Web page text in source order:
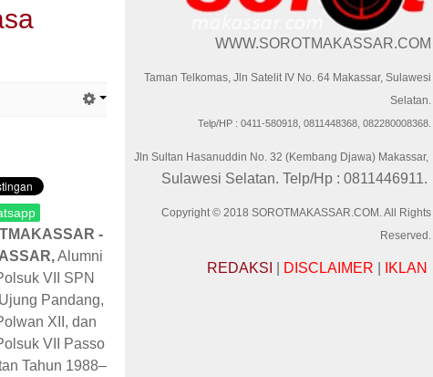
-
Alumni
VII SPN
Pandang,
XII, dan
VII Passo
Tahun 1988–
WWW.SOROTMAKASSAR.COM
Taman Telkomas, Jln Satelit IV No. 64 Makassar, Sulawesi
Selatan.
Telp/HP : 0411-580918, 0811448368, 082280008368.
Jln Sultan Hasanuddin No. 32 (Kembang Djawa) Makassar,
Sulawesi Selatan. Telp/Hp : 0811446911.
Copyright © 2018 SOROTMAKASSAR.COM. All Rights
Reserved.
REDAKSI DISCLAIMER IKLAN